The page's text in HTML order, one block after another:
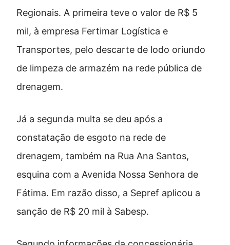
Regionais. A primeira teve o valor de R$ 5
mil, à empresa Fertimar Logística e
Transportes, pelo descarte de lodo oriundo
de limpeza de armazém na rede pública de
drenagem.
Já a segunda multa se deu após a
constatação de esgoto na rede de
drenagem, também na Rua Ana Santos,
esquina com a Avenida Nossa Senhora de
Fátima. Em razão disso, a Sepref aplicou a
sanção de R$ 20 mil à Sabesp.